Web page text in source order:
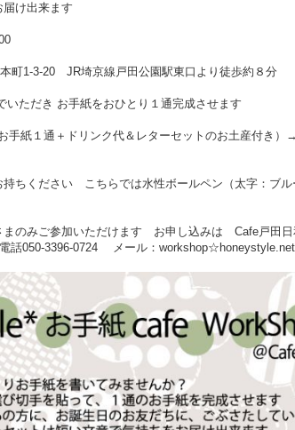
け出来ます
町1-3-20 JR埼京線戸田公園駅東口より徒歩約８分
いただき お手紙をおひとり１通完成させます
手紙１通＋ドリンク代＆レターセットのお土産付き
持ちください こちらでは水性ボールペン（太字：ブル
まのみご参加いただけます お申し込みは Cafe戸田
050-3396-0724 メール：workshop☆honeystyle.net